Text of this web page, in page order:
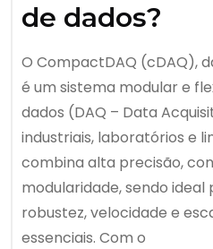
de dados?
O CompactDAQ (cDAQ),
é um sistema modular e
dados (DAQ – Data
industriais, laboratórios e
combina alta precisão,
modularidade, sendo
robustez, velocidade e
essenciais. Com o